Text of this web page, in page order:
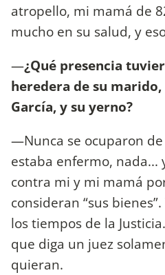
atropello, mi mamá de
mucho en su salud, y
—¿Qué presencia
heredera de su
García, y su yerno?
—Nunca se ocuparon
estaba enfermo,
contra mi y mi mamá
consideran “sus
los tiempos de la
que diga un juez
quieran.